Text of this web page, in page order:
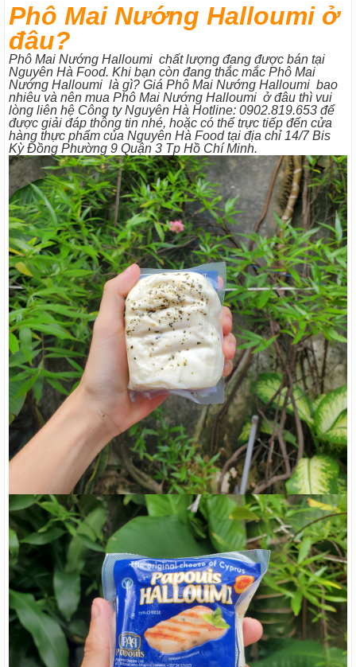
Phô Mai Nướng Halloumi ở
đâu?
Phô Mai Nướng Halloumi chất lượng đang được bán tại
Nguyên Hà Food. Khi bạn còn đang thắc mắc Phô Mai
Nướng Halloumi là gì? Giá Phô Mai Nướng Halloumi bao
nhiêu và nên mua Phô Mai Nướng Halloumi ở đâu thì vui
lòng liên hệ Công ty Nguyên Hà Hotline: 0902.819.653 để
được giải đáp thông tin nhé, hoặc có thể trực tiếp đến cửa
hàng thực phẩm của Nguyên Hà Food tại địa chỉ 14/7 Bis
Kỳ Đồng Phường 9 Quận 3 Tp Hồ Chí Minh.